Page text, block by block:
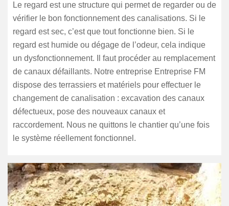
Le regard est une structure qui permet de regarder ou de
vérifier le bon fonctionnement des canalisations. Si le
regard est sec, c’est que tout fonctionne bien. Si le
regard est humide ou dégage de l’odeur, cela indique
un dysfonctionnement. Il faut procéder au remplacement
de canaux défaillants. Notre entreprise Entreprise FM
dispose des terrassiers et matériels pour effectuer le
changement de canalisation : excavation des canaux
défectueux, pose des nouveaux canaux et
raccordement. Nous ne quittons le chantier qu’une fois
le système réellement fonctionnel.